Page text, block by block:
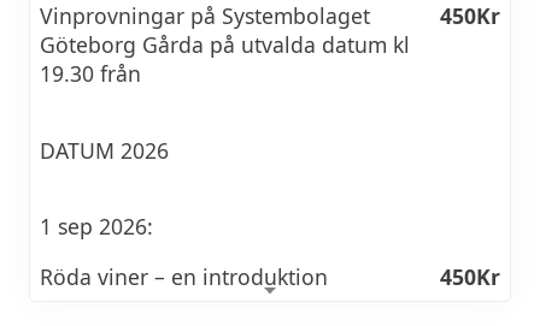
Vinprovningar på Systembolaget
Göteborg Gårda på utvalda datum kl
19.30 från
450Kr
DATUM 2026
1 sep 2026:
Röda viner – en introduktion
450Kr